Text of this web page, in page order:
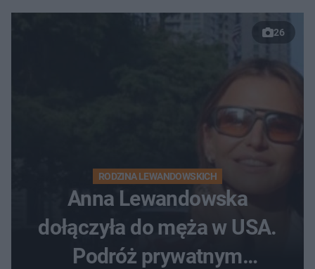
26
RODZINA LEWANDOWSKICH
Anna Lewandowska
dołączyła do męża w USA.
Podróż prywatnym